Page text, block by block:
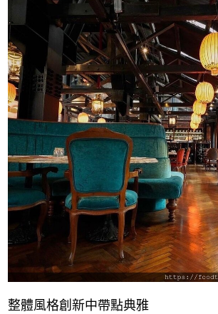
整體風格創新中帶點典雅